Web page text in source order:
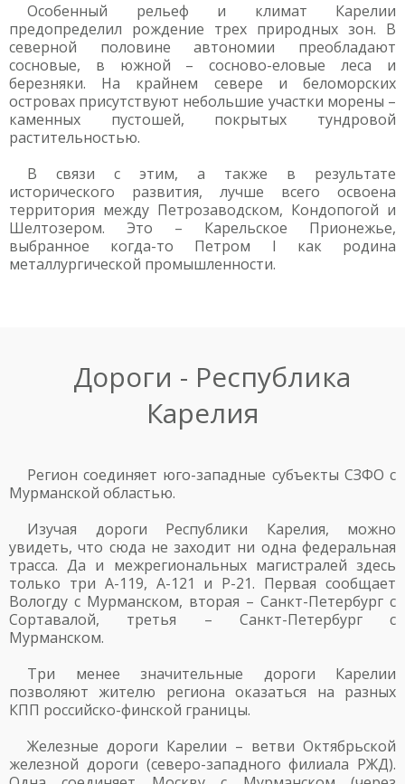
Особенный рельеф и климат Карелии
предопределил рождение трех природных зон. В
северной половине автономии преобладают
сосновые, в южной – сосново-еловые леса и
березняки. На крайнем севере и беломорских
островах присутствуют небольшие участки морены –
каменных пустошей, покрытых тундровой
растительностью.
В связи с этим, а также в результате
исторического развития, лучше всего освоена
территория между Петрозаводском, Кондопогой и
Шелтозером. Это – Карельское Прионежье,
выбранное когда-то Петром I как родина
металлургической промышленности.
Дороги - Республика
Карелия
Регион соединяет юго-западные субъекты СЗФО с
Мурманской областью.
Изучая дороги Республики Карелия, можно
увидеть, что сюда не заходит ни одна федеральная
трасса. Да и межрегиональных магистралей здесь
только три А-119, А-121 и Р-21. Первая сообщает
Вологду с Мурманском, вторая – Санкт-Петербург с
Сортавалой, третья – Санкт-Петербург с
Мурманском.
Три менее значительные дороги Карелии
позволяют жителю региона оказаться на разных
КПП российско-финской границы.
Железные дороги Карелии – ветви Октябрьской
железной дороги (северо-западного филиала РЖД).